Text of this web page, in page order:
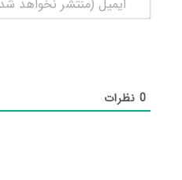
0نظرات